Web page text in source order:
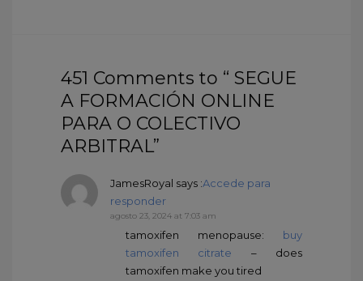
451 Comments to “ SEGUE
A FORMACIÓN ONLINE
PARA O COLECTIVO
ARBITRAL”
JamesRoyal says :Accede para
responder
agosto 23, 2024 at 7:03 am
tamoxifen menopause: buy
tamoxifen citrate – does
tamoxifen make you tired